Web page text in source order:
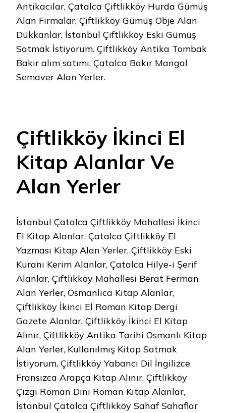
Antikacılar, Çatalca Çiftlikköy Hurda Gümüş
Alan Firmalar, Çiftlikköy Gümüş Obje Alan
Dükkanlar, İstanbul Çiftlikköy Eski Gümüş
Satmak İstiyorum. Çiftlikköy Antika Tombak
Bakır alım satımı, Çatalca Bakır Mangal
Semaver Alan Yerler.
Çiftlikköy İkinci El
Kitap Alanlar Ve
Alan Yerler
İstanbul Çatalca Çiftlikköy Mahallesi İkinci
El Kitap Alanlar, Çatalca Çiftlikköy El
Yazması Kitap Alan Yerler, Çiftlikköy Eski
Kuranı Kerim Alanlar, Çatalca Hilye-i Şerif
Alanlar, Çiftlikköy Mahallesi Berat Ferman
Alan Yerler, Osmanlıca Kitap Alanlar,
Çiftlikköy İkinci El Roman Kitap Dergi
Gazete Alanlar, Çiftlikköy İkinci El Kitap
Alınır, Çiftlikköy Antika Tarihi Osmanlı Kitap
Alan Yerler, Kullanılmış Kitap Satmak
İstiyorum, Çiftlikköy Yabancı Dil İngilizce
Fransızca Arapça Kitap Alınır, Çiftlikköy
Çizgi Roman Dini Roman Kitap Alanlar,
İstanbul Çatalca Çiftlikköy Sahaf Sahaflar